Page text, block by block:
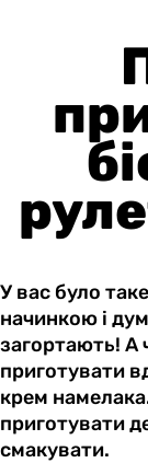
У вас було
начинкою і
загортають! А
приготувати
крем
приготувати
смакувати.